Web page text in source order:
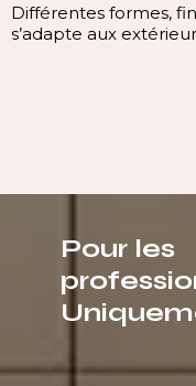
Différentes formes,
s’adapte aux
Pour les